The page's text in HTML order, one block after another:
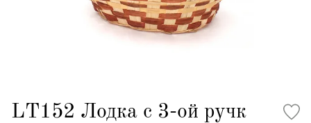
LT152 Лодка с 3-ой ручк